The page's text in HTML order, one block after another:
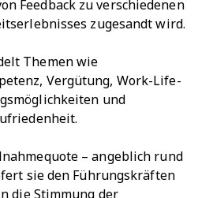
Feedback zu verschiedenen
zugesandt wird.
Themen wie
Vergütung, Work-Life-
und
– angeblich rund
sie den Führungskräften
die Stimmung der